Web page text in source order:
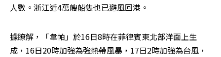
人數。浙江近4萬艘船隻也已避風回港。
據瞭解，「韋帕」於16日8時在菲律賓東北部洋面上生
成，16日20時加強為強熱帶風暴，17日2時加強為台風，